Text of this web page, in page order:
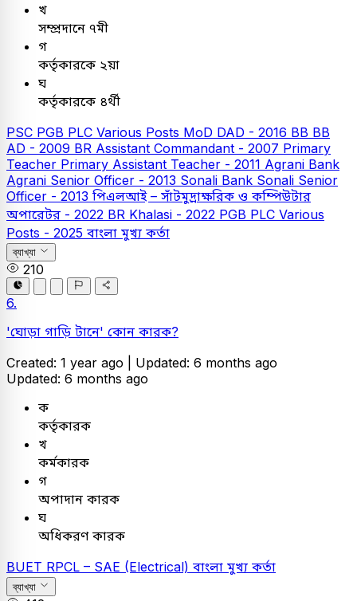
খ
সম্প্রদানে ৭মী
গ
কর্তৃকারকে ২য়া
ঘ
কর্তৃকারকে ৪র্থী
PSC PGB PLC Various Posts MoD DAD - 2016 BB BB
AD - 2009 BR Assistant Commandant - 2007 Primary
Teacher Primary Assistant Teacher - 2011 Agrani Bank
Agrani Senior Officer - 2013 Sonali Bank Sonali Senior
Officer - 2013 পিএলআই – সাঁটমুদ্রাক্ষরিক ও কম্পিউটার
অপারেটর - 2022 BR Khalasi - 2022 PGB PLC Various
Posts - 2025 বাংলা মুখ্য কর্তা
ব্যাখ্যা
210
6.
'ঘোড়া গাড়ি টানে' কোন কারক?
Created: 1 year ago | Updated: 6 months ago
Updated: 6 months ago
ক
কর্তৃকারক
খ
কর্মকারক
গ
অপাদান কারক
ঘ
অধিকরণ কারক
BUET RPCL – SAE (Electrical) বাংলা মুখ্য কর্তা
ব্যাখ্যা